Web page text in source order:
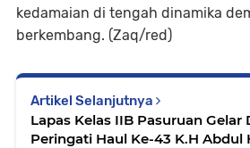
kedamaian di tengah dinamika
berkembang. (Zaq/red)
Artikel Selanjutnya
Lapas Kelas IIB Pasuruan Gelar
Peringati Haul Ke-43 K.H Abdul